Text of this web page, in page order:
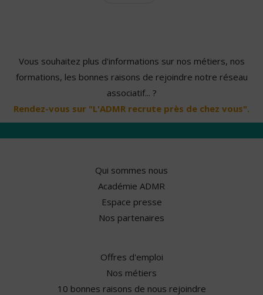
Vous souhaitez plus d'informations sur nos métiers, nos
formations, les bonnes raisons de rejoindre notre réseau
associatif... ?
Rendez-vous sur "L'ADMR recrute près de chez vous".
Qui sommes nous
Académie ADMR
Espace presse
Nos partenaires
Offres d'emploi
Nos métiers
10 bonnes raisons de nous rejoindre